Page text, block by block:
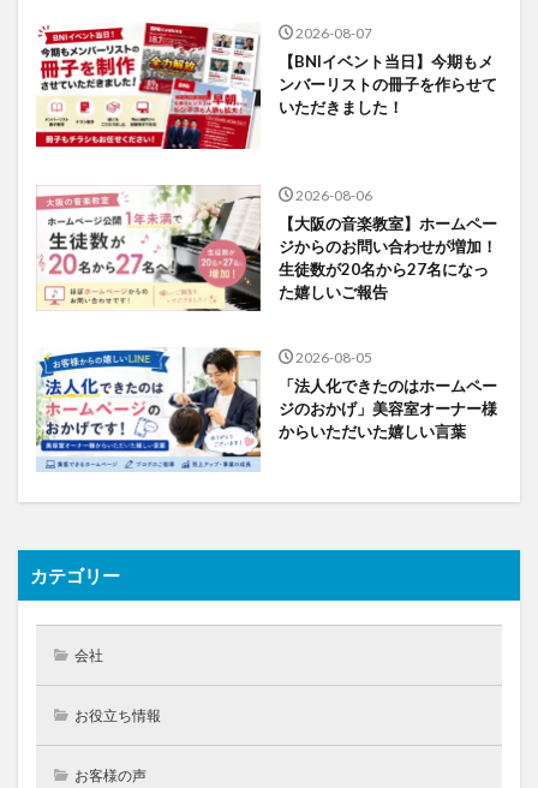
2026-08-07
【BNIイベント当日】今期もメ
ンバーリストの冊子を作らせて
いただきました！
2026-08-06
【大阪の音楽教室】ホームペー
ジからのお問い合わせが増加！
生徒数が20名から27名になっ
た嬉しいご報告
2026-08-05
「法人化できたのはホームペー
ジのおかげ」美容室オーナー様
からいただいた嬉しい言葉
カテゴリー
会社
お役立ち情報
お客様の声